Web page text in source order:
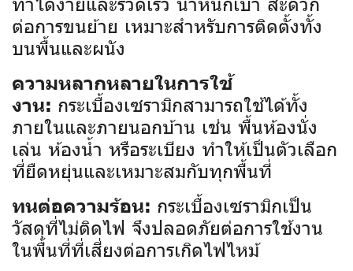
ต่อการขนย้าย เหมาะสำหรับการติดตั้งทั้ง
บนพื้นและผนัง
ความหลากหลายในการใช้
งาน: กระเบื้องเซรามิกสามารถใช้ได้ทั้ง
ภายในและภายนอกบ้าน เช่น พื้นห้องนั่ง
เล่น ห้องน้ำ หรือระเบียง ทำให้เป็นตัวเลือก
ที่ยืดหยุ่นและเหมาะสมกับทุกพื้นที่
ทนต่อความร้อน: กระเบื้องเซรามิกเป็น
วัสดุที่ไม่ติดไฟ จึงปลอดภัยต่อการใช้งาน
ในพื้นที่ที่เสี่ยงต่อการเกิดไฟไหม้